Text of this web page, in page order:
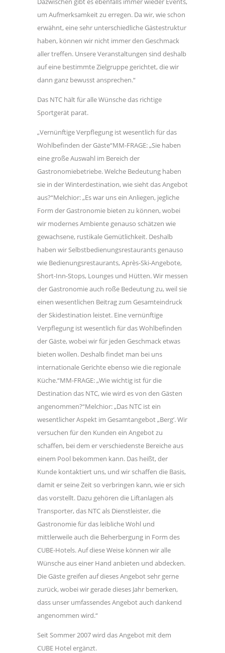
um Aufmerksamkeit zu erregen. Da wir, wie schon
erwähnt, eine sehr unterschiedliche Gästestruktur
haben, können wir nicht immer den Geschmack
aller treffen. Unsere Veranstaltungen sind deshalb
auf eine bestimmte Zielgruppe gerichtet, die wir
dann ganz bewusst ansprechen.“
Das NTC hält für alle Wünsche das richtige
Sportgerät parat.
„Vernünftige Verpflegung ist wesentlich für das
Wohlbefinden der Gäste“MM-FRAGE: „Sie haben
eine große Auswahl im Bereich der
Gastronomiebetriebe. Welche Bedeutung haben
sie in der Winterdestination, wie sieht das Angebot
aus?“Melchior: „Es war uns ein Anliegen, jegliche
Form der Gastronomie bieten zu können, wobei
wir modernes Ambiente genauso schätzen wie
gewachsene, rustikale Gemütlichkeit. Deshalb
haben wir Selbstbedienungsrestaurants genauso
wie Bedienungsrestaurants, Après-Ski-Angebote,
Short-Inn-Stops, Lounges und Hütten. Wir messen
der Gastronomie auch roße Bedeutung zu, weil sie
einen wesentlichen Beitrag zum Gesamteindruck
der Skidestination leistet. Eine vernünftige
Verpflegung ist wesentlich für das Wohlbefinden
der Gäste, wobei wir für jeden Geschmack etwas
bieten wollen. Deshalb findet man bei uns
internationale Gerichte ebenso wie die regionale
Küche.“MM-FRAGE: „Wie wichtig ist für die
Destination das NTC, wie wird es von den Gästen
angenommen?“Melchior: „Das NTC ist ein
wesentlicher Aspekt im Gesamtangebot „Berg’. Wir
versuchen für den Kunden ein Angebot zu
schaffen, bei dem er verschiedenste Bereiche aus
einem Pool bekommen kann. Das heißt, der
Kunde kontaktiert uns, und wir schaffen die Basis,
damit er seine Zeit so verbringen kann, wie er sich
das vorstellt. Dazu gehören die Liftanlagen als
Transporter, das NTC als Dienstleister, die
Gastronomie für das leibliche Wohl und
mittlerweile auch die Beherbergung in Form des
CUBE-Hotels. Auf diese Weise können wir alle
Wünsche aus einer Hand anbieten und abdecken.
Die Gäste greifen auf dieses Angebot sehr gerne
zurück, wobei wir gerade dieses Jahr bemerken,
dass unser umfassendes Angebot auch dankend
angenommen wird.“
Seit Sommer 2007 wird das Angebot mit dem
CUBE Hotel ergänzt.